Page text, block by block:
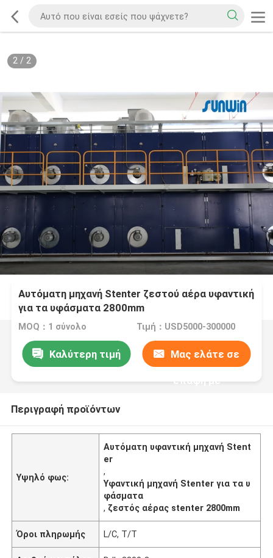
2/ 2
Αυτόματη μηχανή Stenter ζεστού αέρα υφαντική
για τα υφάσματα 2800mm
MOQ：1 σύνολο Τιμή：USD5000-300000
Καλύτερη τιμή Μας ελάτε σε
επαφή με
Περιγραφή προϊόντων
Υψηλό φως:
Αυτόματη υφαντική μηχανή Stent
er
,
Υφαντική μηχανή Stenter για τα υ
φάσματα
, ζεστός αέρας stenter 2800mm
Όροι πληρωμής L/C, T/T